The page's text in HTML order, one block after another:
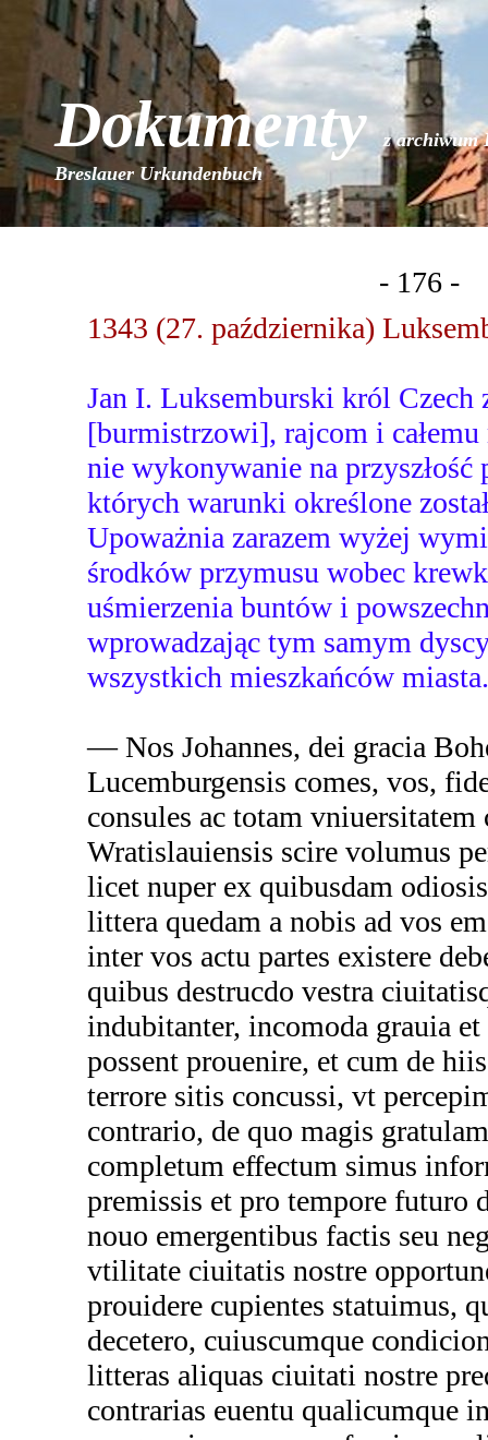
Dokumentyz archiwum
Breslauer Urkundenbuch
- 176 -
1343 (27. października)
Jan I. Luksemburski król Czech
[burmistrzowi], rajcom i całemu
nie wykonywanie na
których warunki określone
Upoważnia zarazem wyżej
środków przymusu wobec
uśmierzenia buntów i
wprowadzając tym samym
wszystkich mieszkańców miasta.
— Nos Johannes, dei gracia
Lucemburgensis comes, vos,
consules ac totam
Wratislauiensis scire volumus
licet nuper ex quibusdam
littera quedam a nobis ad vos
inter vos actu partes existere
quibus destrucdo vestra
indubitanter, incomoda grauia
possent prouenire, et cum de
terrore sitis concussi, vt
contrario, de quo magis
completum effectum simus
premissis et pro tempore futuro
nouo emergentibus factis seu
vtilitate ciuitatis nostre
prouidere cupientes statuimus,
decetero, cuiuscumque
litteras aliquas ciuitati nostre
contrarias euentu qualicumque